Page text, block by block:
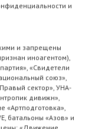
и
и запрещены
иноагентом),
«Свидетели
союз»,
сектор», УНА-
дивижн»,
«Артподготовка»,
батальоны «Азов» и